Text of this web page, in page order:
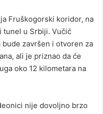
Fruškogorski koridor, na
tunel u Srbiji. Vučić
završen i otvoren za
ali je priznao da će
oko 12 kilometara na
nije dovoljno brzo